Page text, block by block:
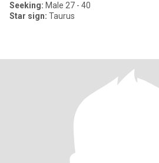
Seeking: Male 27 - 40
Star sign: Taurus